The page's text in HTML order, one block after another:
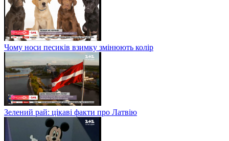
Чому носи песиків взимку змінюють колір
Зелений рай: цікаві факти про Латвію